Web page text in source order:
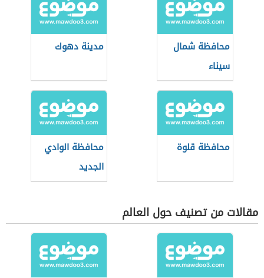
محافظة شمال
سيناء
مدينة دهوك
محافظة قلوة
محافظة الوادي
الجديد
مقالات من تصنيف حول العالم